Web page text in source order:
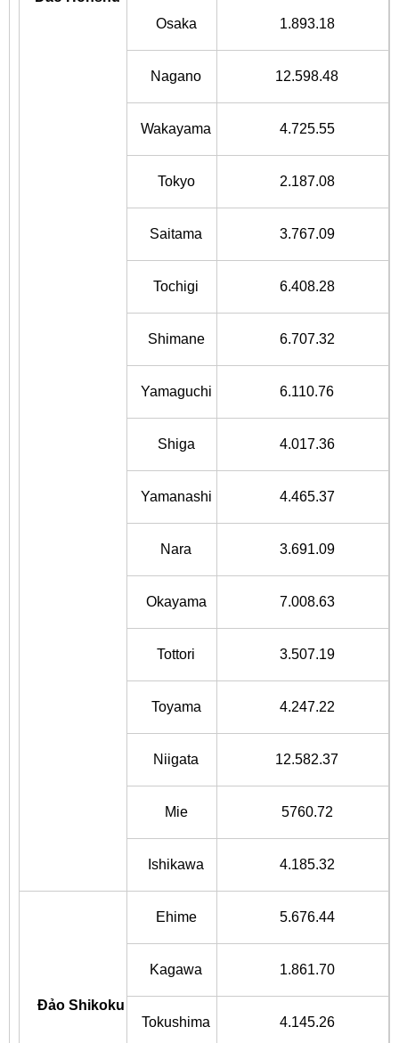
Osaka
1.893.18
Nagano 12.598.48
Wakayama 4.725.55
Tokyo 2.187.08
Saitama 3.767.09
Tochigi 6.408.28
Shimane 6.707.32
Yamaguchi 6.110.76
Shiga 4.017.36
Yamanashi 4.465.37
Nara 3.691.09
Okayama 7.008.63
Tottori 3.507.19
Toyama 4.247.22
Niigata 12.582.37
Mie 5760.72
Ishikawa 4.185.32
Đảo Shikoku
Ehime 5.676.44
Kagawa 1.861.70
Tokushima 4.145.26